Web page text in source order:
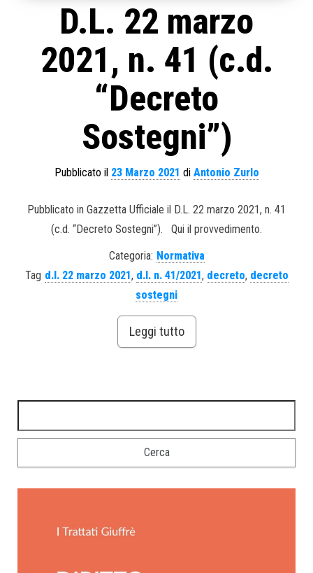
D.L. 22 marzo
2021, n. 41 (c.d.
“Decreto
Sostegni”)
Pubblicato il 23 Marzo 2021 di Antonio Zurlo
Pubblicato in Gazzetta Ufficiale il D.L. 22 marzo 2021, n. 41
(c.d. “Decreto Sostegni”). Qui il provvedimento.
Categoria: Normativa
Tag d.l. 22 marzo 2021, d.l. n. 41/2021, decreto, decreto
sostegni
Leggi tutto